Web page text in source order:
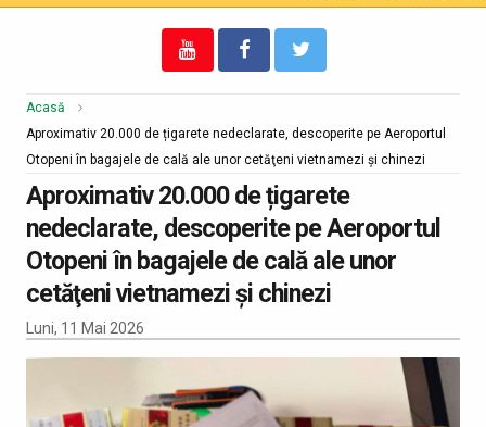
Acasă
Aproximativ 20.000 de țigarete nedeclarate, descoperite pe Aeroportul
Otopeni în bagajele de cală ale unor cetăţeni vietnamezi şi chinezi
Aproximativ 20.000 de țigarete
nedeclarate, descoperite pe Aeroportul
Otopeni în bagajele de cală ale unor
cetăţeni vietnamezi şi chinezi
Luni, 11 Mai 2026